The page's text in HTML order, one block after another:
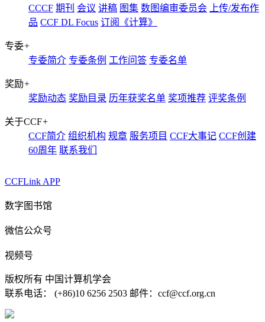
CCCF 期刊 会议 讲稿 图集 数图编审委员会
上传/发布作
品 CCF DL Focus 订阅《计算》
专委+
专委简介 专委条例 工作问答 专委名单
奖励+
奖励动态 奖励目录 历年获奖名单 奖项推荐 评奖条例
关于CCF+
CCF简介 组织机构 规章 服务项目 CCF大事记 CCF创建
60周年 联系我们
CCFLink APP
数字图书馆
微信公众号
视频号
版权所有 中国计算机学会
联系电话： (+86)10 6256 2503 邮件：ccf@ccf.org.cn